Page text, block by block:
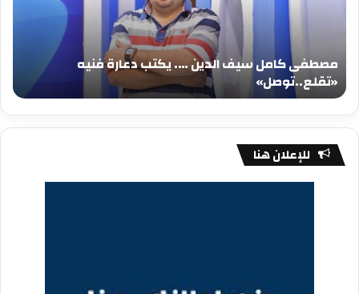
«تقلع..توصل»
مصطفى كامل سيف الدين …. يكتب دعارة فنيه
«تقلع..توصل»
للإعلان هنا